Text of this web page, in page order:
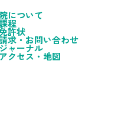
について
程
許状
求・お問い合わせ
ャーナル
クセス・地図